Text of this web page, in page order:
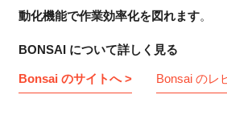
動化機能で作業効率化を図れます。
BONSAI について詳しく見る
Bonsai のサイトへ > Bonsai のレ